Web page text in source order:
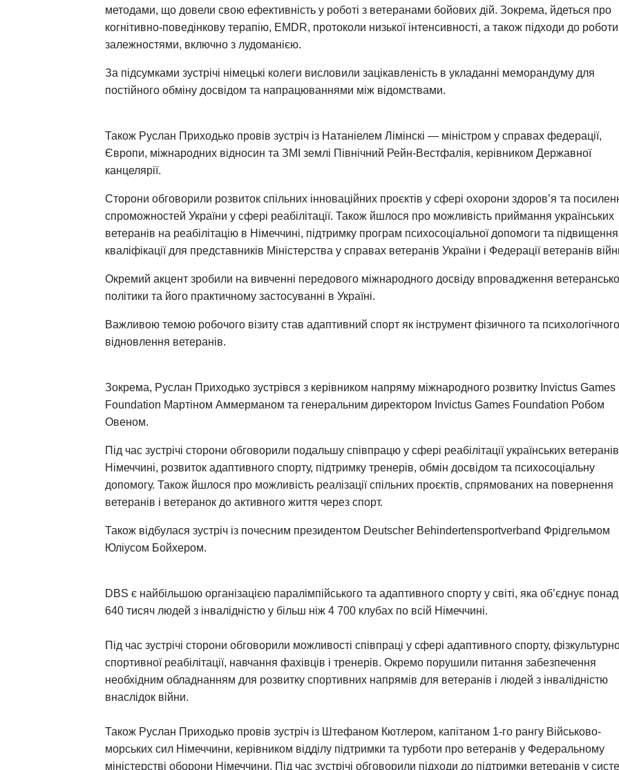
методами, що довели свою ефективність у роботі з ветеранами бойових дій. Зокрема, йдеться про
когнітивно-поведінкову терапію, EMDR, протоколи низької інтенсивності, а також підходи до роботи
залежностями, включно з лудоманією.
За підсумками зустрічі німецькі колеги висловили зацікавленість в укладанні меморандуму для
постійного обміну досвідом та напрацюваннями між відомствами.
Також Руслан Приходько провів зустріч із Натаніелем Лімінскі — міністром у справах федерації,
Європи, міжнародних відносин та ЗМІ землі Північний Рейн-Вестфалія, керівником Державної
канцелярії.
Сторони обговорили розвиток спільних інноваційних проєктів у сфері охорони здоров’я та
спроможностей України у сфері реабілітації. Також йшлося про можливість приймання українських
ветеранів на реабілітацію в Німеччині, підтримку програм психосоціальної допомоги та підвищення
кваліфікації для представників Міністерства у справах ветеранів України і Федерації ветеранів
Окремий акцент зробили на вивченні передового міжнародного досвіду впровадження
політики та його практичному застосуванні в Україні.
Важливою темою робочого візиту став адаптивний спорт як інструмент фізичного та психологічного
відновлення ветеранів.
Зокрема, Руслан Приходько зустрівся з керівником напряму міжнародного розвитку Invictus Games
Foundation Мартіном Аммерманом та генеральним директором Invictus Games Foundation Робом
Овеном.
Під час зустрічі сторони обговорили подальшу співпрацю у сфері реабілітації українських
Німеччині, розвиток адаптивного спорту, підтримку тренерів, обмін досвідом та психосоціальну
допомогу. Також йшлося про можливість реалізації спільних проєктів, спрямованих на повернення
ветеранів і ветеранок до активного життя через спорт.
Також відбулася зустріч із почесним президентом Deutscher Behindertensportverband Фрідгельмом
Юліусом Бойхером.
DBS є найбільшою організацією паралімпійського та адаптивного спорту у світі, яка об’єднує понад
640 тисяч людей з інвалідністю у більш ніж 4 700 клубах по всій Німеччині.
Під час зустрічі сторони обговорили можливості співпраці у сфері адаптивного спорту,
спортивної реабілітації, навчання фахівців і тренерів. Окремо порушили питання забезпечення
необхідним обладнанням для розвитку спортивних напрямів для ветеранів і людей з інвалідністю
внаслідок війни.
Також Руслан Приходько провів зустріч із Штефаном Кютлером, капітаном 1-го рангу Військово-
морських сил Німеччини, керівником відділу підтримки та турботи про ветеранів у Федеральному
міністерстві оборони Німеччини. Під час зустрічі обговорили підходи до підтримки ветеранів у